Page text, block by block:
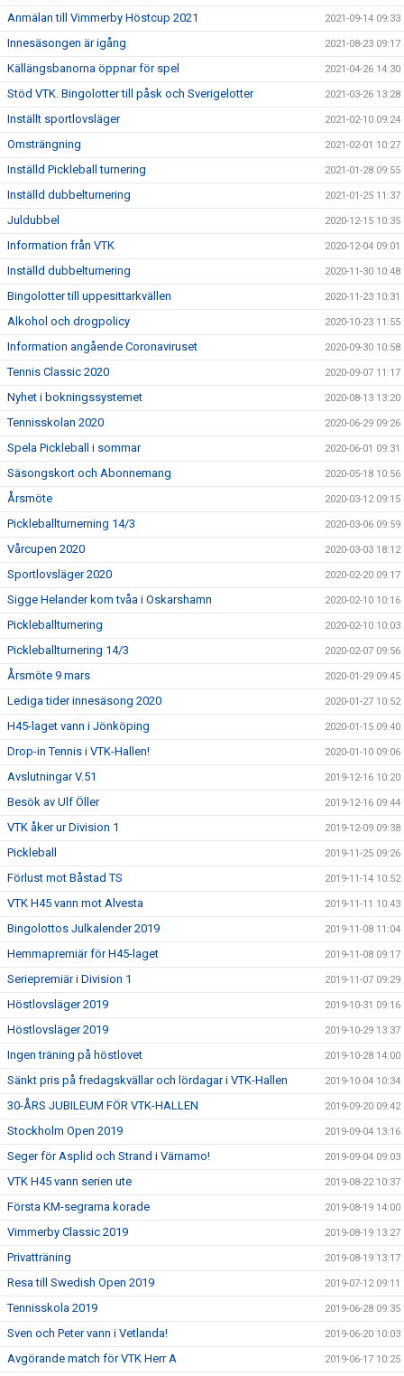
Anmälan till Vimmerby Höstcup 2021 2021-09-14 09:33
Innesäsongen är igång 2021-08-23 09:17
Källängsbanorna öppnar för spel 2021-04-26 14:30
Stöd VTK. Bingolotter till påsk och Sverigelotter 2021-03-26 13:28
Inställt sportlovsläger 2021-02-10 09:24
Omsträngning 2021-02-01 10:27
Inställd Pickleball turnering 2021-01-28 09:55
Inställd dubbelturnering 2021-01-25 11:37
Juldubbel 2020-12-15 10:35
Information från VTK 2020-12-04 09:01
Inställd dubbelturnering 2020-11-30 10:48
Bingolotter till uppesittarkvällen 2020-11-23 10:31
Alkohol och drogpolicy 2020-10-23 11:55
Information angående Coronaviruset 2020-09-30 10:58
Tennis Classic 2020 2020-09-07 11:17
Nyhet i bokningssystemet 2020-08-13 13:20
Tennisskolan 2020 2020-06-29 09:26
Spela Pickleball i sommar 2020-06-01 09:31
Säsongskort och Abonnemang 2020-05-18 10:56
Årsmöte 2020-03-12 09:15
Pickleballturnerning 14/3 2020-03-06 09:59
Vårcupen 2020 2020-03-03 18:12
Sportlovsläger 2020 2020-02-20 09:17
Sigge Helander kom tvåa i Oskarshamn 2020-02-10 10:16
Pickleballturnering 2020-02-10 10:03
Pickleballturnering 14/3 2020-02-07 09:56
Årsmöte 9 mars 2020-01-29 09:45
Lediga tider innesäsong 2020 2020-01-27 10:52
H45-laget vann i Jönköping 2020-01-15 09:40
Drop-in Tennis i VTK-Hallen! 2020-01-10 09:06
Avslutningar V.51 2019-12-16 10:20
Besök av Ulf Öller 2019-12-16 09:44
VTK åker ur Division 1 2019-12-09 09:38
Pickleball 2019-11-25 09:26
Förlust mot Båstad TS 2019-11-14 10:52
VTK H45 vann mot Alvesta 2019-11-11 10:43
Bingolottos Julkalender 2019 2019-11-08 11:04
Hemmapremiär för H45-laget 2019-11-08 09:17
Seriepremiär i Division 1 2019-11-07 09:29
Höstlovsläger 2019 2019-10-31 09:16
Höstlovsläger 2019 2019-10-29 13:37
Ingen träning på höstlovet 2019-10-28 14:00
Sänkt pris på fredagskvällar och lördagar i VTK-Hallen 2019-10-04 10:34
30-ÅRS JUBILEUM FÖR VTK-HALLEN 2019-09-20 09:42
Stockholm Open 2019 2019-09-04 13:16
Seger för Asplid och Strand i Värnamo! 2019-09-04 09:03
VTK H45 vann serien ute 2019-08-22 10:37
Första KM-segrarna korade 2019-08-19 14:00
Vimmerby Classic 2019 2019-08-19 13:27
Privatträning 2019-08-19 13:17
Resa till Swedish Open 2019 2019-07-12 09:11
Tennisskola 2019 2019-06-28 09:35
Sven och Peter vann i Vetlanda! 2019-06-20 10:03
Avgörande match för VTK Herr A 2019-06-17 10:25